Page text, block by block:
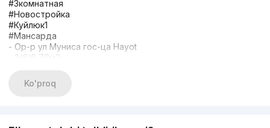
#3комнатная
#Новостройка
#Куйлюк1
#Мансарда
- Ор-р ул Муниса гос-ца Hayot
- 3/6/6 76м2
- Балкон - нет не торец
- Сан Узел - совмещён
Ko'proq